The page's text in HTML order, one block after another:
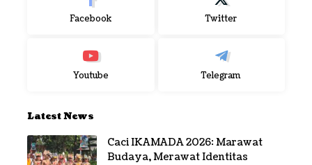
Facebook Twitter
Youtube Telegram
Latest News
Caci IKAMADA 2026: Marawat
Budaya, Merawat Identitas